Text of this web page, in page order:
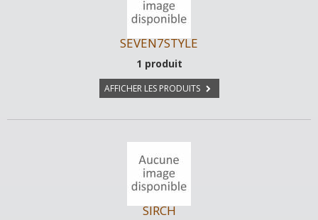
SEVEN7STYLE
1 produit
AFFICHER LES PRODUITS
SIRCH